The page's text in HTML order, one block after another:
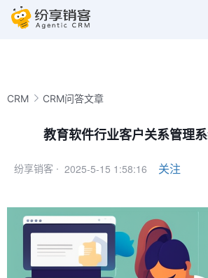
CRM CRM问答文章
教育软件行业客户关系管理
纷享销客 · 2025-5-15 1:58:16 关注